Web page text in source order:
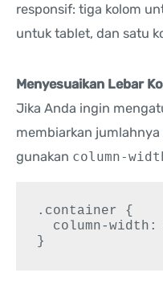
responsif: tiga kolom
untuk tablet, dan satu
Menyesuaikan Lebar
Jika Anda ingin
membiarkan
gunakan column-
.container {
}